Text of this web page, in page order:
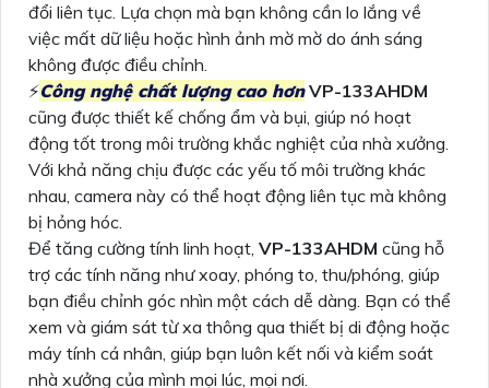
đổi liên tục. Lựa chọn mà bạn không cần lo lắng về
việc mất dữ liệu hoặc hình ảnh mờ mờ do ánh sáng
không được điều chỉnh.
️⚡Công nghệ chất lượng cao hơn VP-133AHDM
cũng được thiết kế chống ẩm và bụi, giúp nó hoạt
động tốt trong môi trường khắc nghiệt của nhà xưởng.
Với khả năng chịu được các yếu tố môi trường khác
nhau, camera này có thể hoạt động liên tục mà không
bị hỏng hóc.
Để tăng cường tính linh hoạt, VP-133AHDM cũng hỗ
trợ các tính năng như xoay, phóng to, thu/phóng, giúp
bạn điều chỉnh góc nhìn một cách dễ dàng. Bạn có thể
xem và giám sát từ xa thông qua thiết bị di động hoặc
máy tính cá nhân, giúp bạn luôn kết nối và kiểm soát
nhà xưởng của mình mọi lúc, mọi nơi.